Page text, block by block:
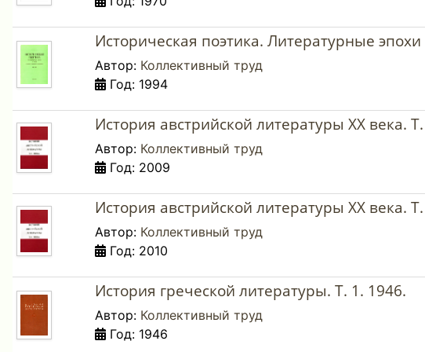
Историческая поэтика. Литературные
Автор: Коллективный труд
Год: 1994
История австрийской литературы XX века.
Автор: Коллективный труд
Год: 2009
История австрийской литературы XX века.
Автор: Коллективный труд
Год: 2010
История греческой литературы. Т. 1. 1946.
Автор: Коллективный труд
Год: 1946